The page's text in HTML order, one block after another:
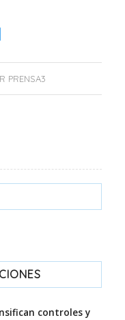
PRENSA3
controles y